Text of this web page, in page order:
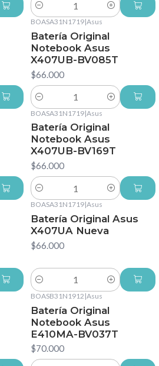
Cantidad
BOASA31N1719|Asus
Batería Original
Notebook Asus
X407UB-BV085T
$66.000
Cantidad
BOASA31N1719|Asus
Batería Original
Notebook Asus
X407UB-BV169T
$66.000
Cantidad
BOASA31N1719|Asus
Batería Original Asus
X407UA Nueva
$66.000
Cantidad
BOASB31N1912 |Asus
Batería Original
Notebook Asus
E410MA-BV037T
$70.000